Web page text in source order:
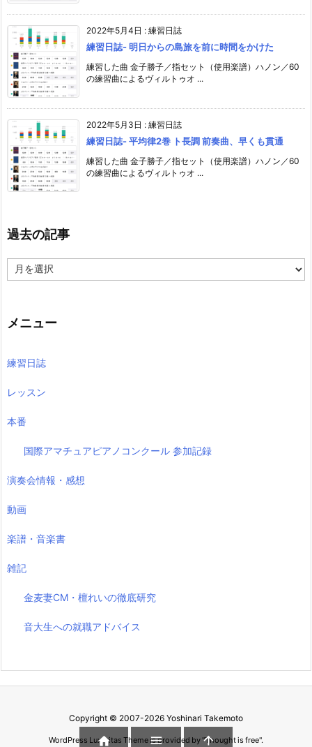
2022年5月4日 : 練習日誌
練習日誌- 明日からの島旅を前に時間をかけた
練習した曲 金子勝子／指セット（使用楽譜）ハノン／60
の練習曲によるヴィルトゥオ ...
2022年5月3日 : 練習日誌
練習日誌- 平均律2巻 ト長調 前奏曲、早くも貫通
練習した曲 金子勝子／指セット（使用楽譜）ハノン／60
の練習曲によるヴィルトゥオ ...
過去の記事
去
事
メニュー
練習日誌
レッスン
本番
国際アマチュアピアノコンクール 参加記録
演奏会情報・感想
動画
楽譜・音楽書
雑記
金麦妻CM・檀れいの徹底研究
音大生への就職アドバイス
Copyright © 2007-2026 Yoshinari Takemoto
WordPress Luxeritas Theme is provided by "Thought is free".
  